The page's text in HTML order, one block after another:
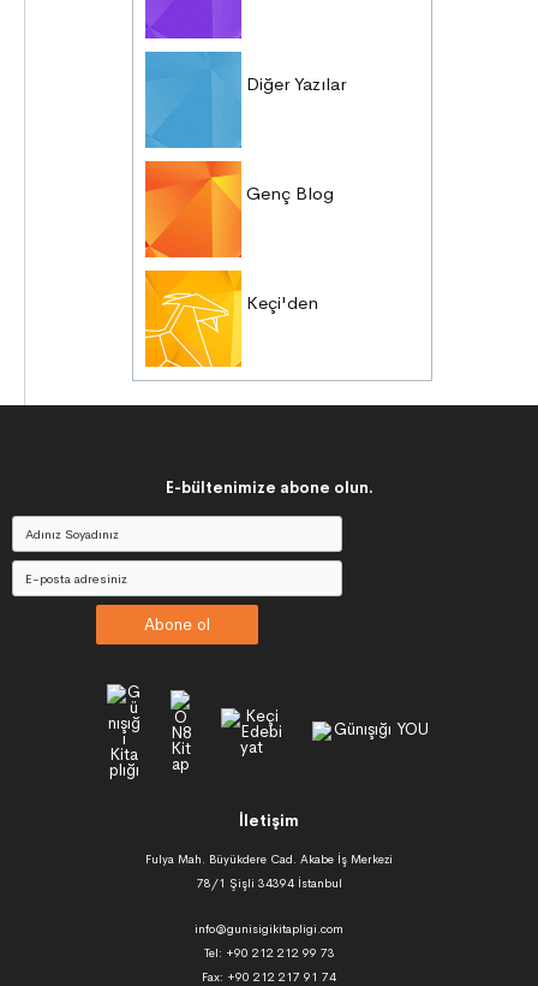
Diğer Yazılar
Genç Blog
Keçi'den
E-bültenimize abone olun.
Abone ol
İletişim
Fulya Mah. Büyükdere Cad. Akabe İş Merkezi
78/1 Şişli 34394 İstanbul
info@gunisigikitapligi.com
Tel: +90 212 212 99 73
Fax: +90 212 217 91 74